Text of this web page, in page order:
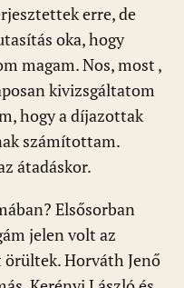
erre, de
oka, hogy
magam. Nos, most ,
kivizsgáltatom
hogy a díjazottak
számítottam.
átadáskor.
Elsősorban
jelen volt az
örültek. Horváth Jenő